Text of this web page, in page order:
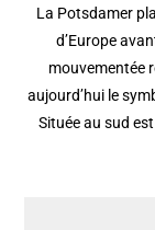
La Potsdamer
d’Europe
mouvementée
aujourd’hui le
Située au sud